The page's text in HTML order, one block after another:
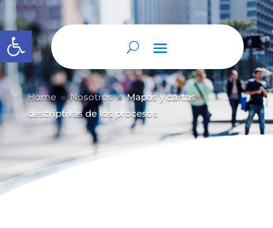
Abrir barra de herramientas
Home 9 Nosotros 9 Mapas y cartas
descriptivas de los procesos